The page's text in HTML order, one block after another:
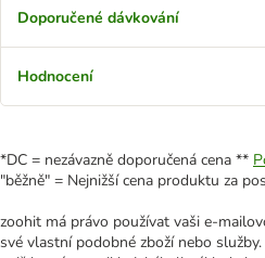
Doporučené dávkování
Hodnocení
*DC = nezávazně doporučená cena **
"běžně" = Nejnižší cena produktu za
zoohit má právo používat vaši e-
své vlastní podobné zboží nebo